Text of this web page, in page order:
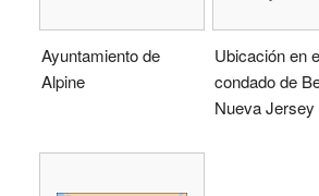
Ayuntamiento de
Alpine
Ubicación en
condado de
Nueva Jersey